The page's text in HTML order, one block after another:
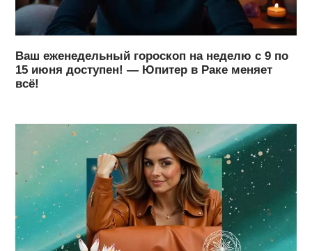
Ваш еженедельный гороскоп на неделю с 9 по
15 июня доступен! — Юпитер в Раке меняет
всё!